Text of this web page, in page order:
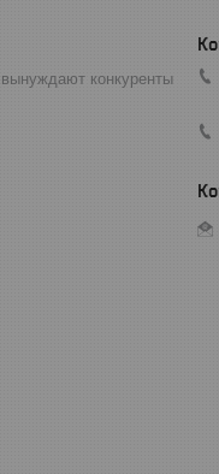
конкуренты